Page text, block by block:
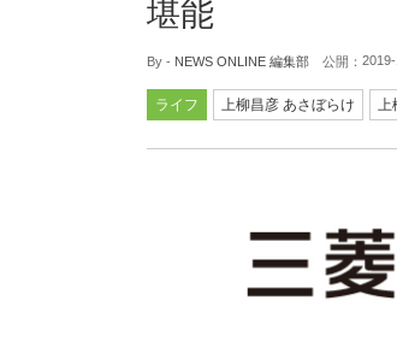
堪能
By - NEWS ONLINE 編集部 公開：
ライフ 上柳昌彦 あさぼらけ 上